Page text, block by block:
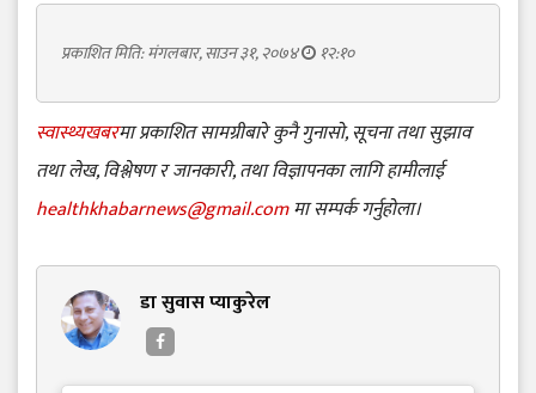
प्रकाशित मिति: मंगलबार, साउन ३१, २०७४ १२:१०
स्वास्थ्यखबरमा प्रकाशित सामग्रीबारे कुनै गुनासो, सूचना तथा सुझाव
तथा लेख, विश्लेषण र जानकारी, तथा विज्ञापनका लागि हामीलाई
healthkhabarnews@gmail.comमा सम्पर्क गर्नुहोला।
डा सुवास प्याकुरेल